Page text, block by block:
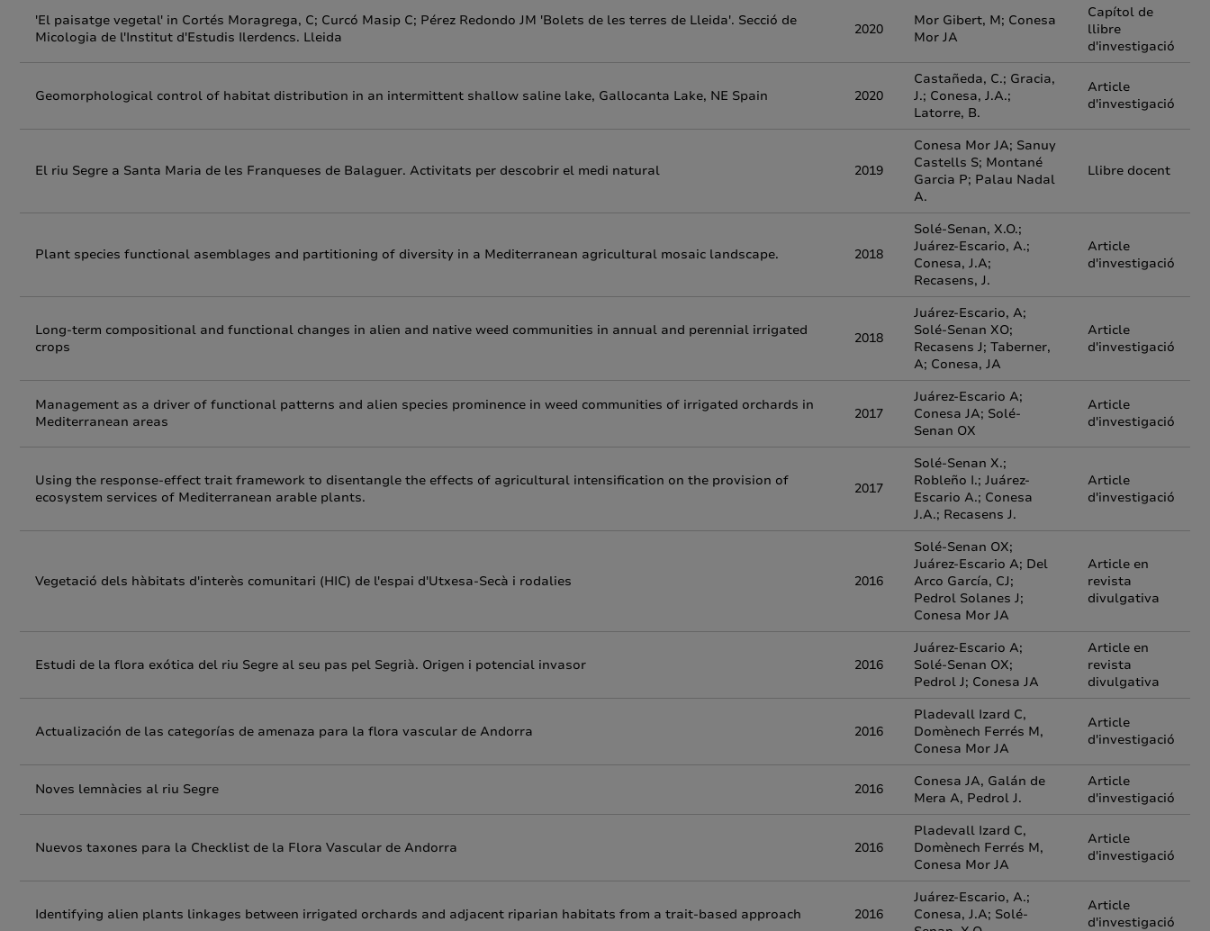
'El paisatge vegetal' in Cortés Moragrega, C; Curcó Masip C; Pérez Redondo JM 'Bolets de les terres de Lleida'. Secció de
Micologia de l'Institut d'Estudis Ilerdencs. Lleida
2020
Mor Gibert, M; Conesa
Mor JA
Capítol de
llibre
d'investigació
Geomorphological control of habitat distribution in an intermittent shallow saline lake, Gallocanta Lake, NE Spain 2020
Castañeda, C.; Gracia,
J.; Conesa, J.A.;
Latorre, B.
Article
d'investigació
El riu Segre a Santa Maria de les Franqueses de Balaguer. Activitats per descobrir el medi natural 2019
Conesa Mor JA; Sanuy
Castells S; Montané
Garcia P; Palau Nadal
A.
Llibre docent
Plant species functional asemblages and partitioning of diversity in a Mediterranean agricultural mosaic landscape. 2018
Solé-Senan, X.O.;
Juárez-Escario, A.;
Conesa, J.A;
Recasens, J.
Article
d'investigació
Long-term compositional and functional changes in alien and native weed communities in annual and perennial irrigated
crops
2018
Juárez-Escario, A;
Solé-Senan XO;
Recasens J; Taberner,
A; Conesa, JA
Article
d'investigació
Management as a driver of functional patterns and alien species prominence in weed communities of irrigated orchards in
Mediterranean areas
2017
Juárez-Escario A;
Conesa JA; Solé-
Senan OX
Article
d'investigació
Using the response-effect trait framework to disentangle the effects of agricultural intensification on the provision of
ecosystem services of Mediterranean arable plants.
2017
Solé-Senan X.;
Robleño I.; Juárez-
Escario A.; Conesa
J.A.; Recasens J.
Article
d'investigació
Vegetació dels hàbitats d'interès comunitari (HIC) de l'espai d'Utxesa-Secà i rodalies 2016
Solé-Senan OX;
Juárez-Escario A; Del
Arco García, CJ;
Pedrol Solanes J;
Conesa Mor JA
Article en
revista
divulgativa
Estudi de la flora exótica del riu Segre al seu pas pel Segrià. Origen i potencial invasor 2016
Juárez-Escario A;
Solé-Senan OX;
Pedrol J; Conesa JA
Article en
revista
divulgativa
Actualización de las categorías de amenaza para la flora vascular de Andorra 2016
Pladevall Izard C,
Domènech Ferrés M,
Conesa Mor JA
Article
d'investigació
Noves lemnàcies al riu Segre 2016
Conesa JA, Galán de
Mera A, Pedrol J.
Article
d'investigació
Nuevos taxones para la Checklist de la Flora Vascular de Andorra 2016
Pladevall Izard C,
Domènech Ferrés M,
Conesa Mor JA
Article
d'investigació
Identifying alien plants linkages between irrigated orchards and adjacent riparian habitats from a trait-based approach 2016
Juárez-Escario, A.;
Conesa, J.A; Solé-
Article
d'investigació